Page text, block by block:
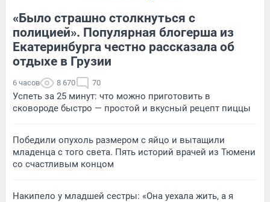
«Было страшно столкнуться с
полицией». Популярная блогерша из
Екатеринбурга честно рассказала об
отдыхе в Грузии
6 часов 8 670 70
Успеть за 25 минут: что можно приготовить в
сковороде быстро — простой и вкусный рецепт пиццы
Победили опухоль размером с яйцо и вытащили
младенца с того света. Пять историй врачей из Тюмени
со счастливым концом
Накипело у младшей сестры: «Она уехала жить, а я